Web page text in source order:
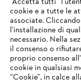
Termini e
Note legali
Sie nutzen einen
eine optimale
einem der
cookie e a tutte le
associate.
l’installazione di
necessario. Nella
il consenso o
proprio consenso
cookie in qualsiasi
“Cookie”, in calce